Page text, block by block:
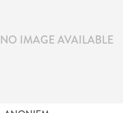
NO IMAGE AVAILABLE